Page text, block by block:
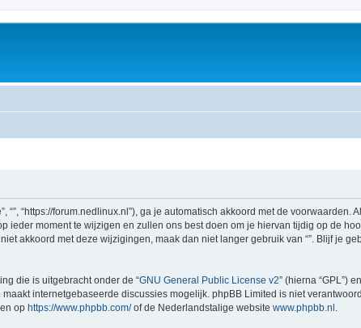
“”, “https://forum.nedlinux.nl”), ga je automatisch akkoord met de
ieder moment te wijzigen en zullen ons best doen om je hiervan tijdig op de
akkoord met deze wijzigingen, maak dan niet langer gebruik van “”. Blijf je
die is uitgebracht onder de “GNU General Public License v2” (hierna “GPL”)
maakt internetgebaseerde discussies mogelijk. phpBB Limited is niet
op https://www.phpbb.com/of de Nederlandstalige website www.phpbb.nl